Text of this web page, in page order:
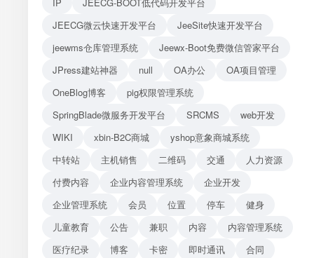
JEECG微云快速开发平台
JeeSite快速开发平台
jeewms仓库管理系统
Jeewx-Boot免费微信管家平台
JPress建站神器
null OA办公
OA项目管理
OneBlog博客
pig权限管理系统
SpringBlade微服务开发平台
SRCMS
web开发
WIKI
xbin-B2C商城
yshop意象商城系统
中转站
主机销售 二维码 交通
人力资源
付费内容
企业内容管理系统
企业开发
企业管理系统
会员 位置 停车
健身
儿童教育
公告 兼职 内容
内容管理系统
医疗纪录
博客 卡密 即时通讯
合同